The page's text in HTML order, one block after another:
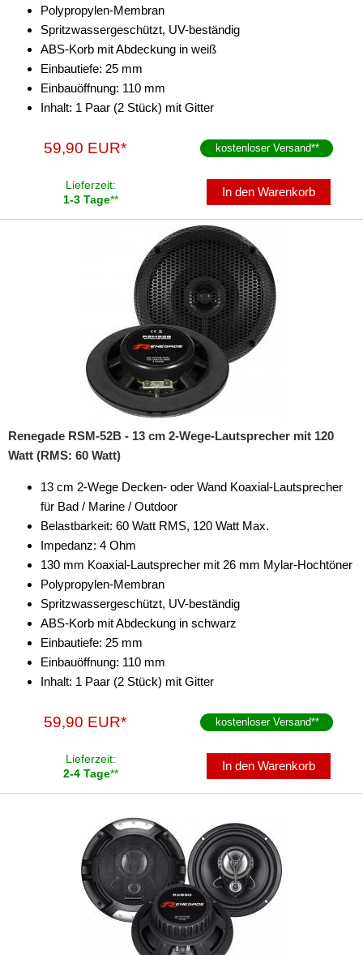
Polypropylen-Membran
Spritzwassergeschützt, UV-beständig
ABS-Korb mit Abdeckung in weiß
Einbautiefe: 25 mm
Einbauöffnung: 110 mm
Inhalt: 1 Paar (2 Stück) mit Gitter
59,90 EUR* kostenloser Versand**
Lieferzeit:
1-3 Tage**
In den Warenkorb
Renegade RSM-52B - 13 cm 2-Wege-Lautsprecher mit 120
Watt (RMS: 60 Watt)
13 cm 2-Wege Decken- oder Wand Koaxial-Lautsprecher
für Bad / Marine / Outdoor
Belastbarkeit: 60 Watt RMS, 120 Watt Max.
Impedanz: 4 Ohm
130 mm Koaxial-Lautsprecher mit 26 mm Mylar-Hochtöner
Polypropylen-Membran
Spritzwassergeschützt, UV-beständig
ABS-Korb mit Abdeckung in schwarz
Einbautiefe: 25 mm
Einbauöffnung: 110 mm
Inhalt: 1 Paar (2 Stück) mit Gitter
59,90 EUR* kostenloser Versand**
Lieferzeit:
2-4 Tage**
In den Warenkorb